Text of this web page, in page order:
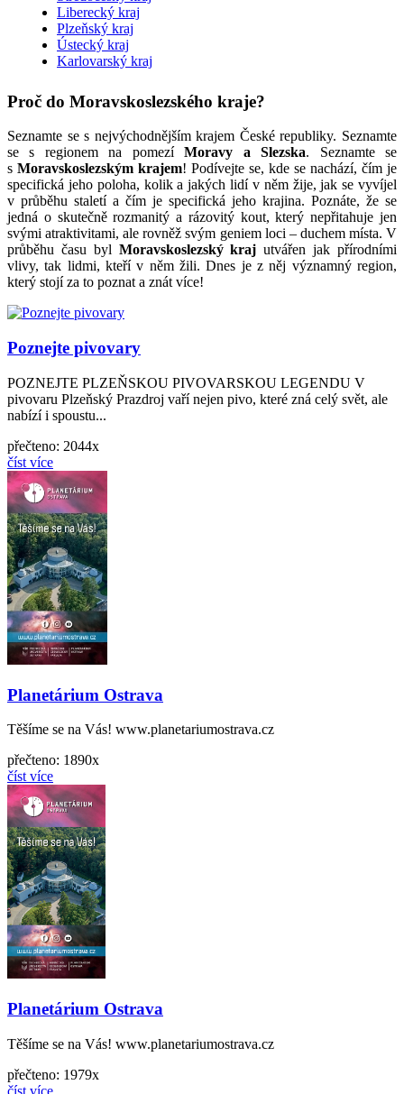
Liberecký kraj
Plzeňský kraj
Ústecký kraj
Karlovarský kraj
Proč do Moravskoslezského kraje?
Seznamte se s nejvýchodnějším krajem České republiky. Seznamte
se s regionem na pomezíMoravy a Slezska. Seznamte se
s Moravskoslezským krajem! Podívejte se, kde se nachází, čím je
specifická jeho poloha, kolik a jakých lidí v něm žije, jak se vyvíjel
v průběhu staletí a čím je specifická jeho krajina. Poznáte, že se
jedná o skutečně rozmanitý a rázovitý kout, který nepřitahuje jen
svými atraktivitami, ale rovněž svým geniem loci – duchem místa. V
průběhu času byl Moravskoslezský kraj utvářen jak přírodními
vlivy, tak lidmi, kteří v něm žili. Dnes je z něj významný region,
který stojí za to poznat a znát více!
Poznejte pivovary
POZNEJTE PLZEŇSKOU PIVOVARSKOU LEGENDU V
pivovaru Plzeňský Prazdroj vaří nejen pivo, které zná celý svět, ale
nabízí i spoustu...
přečteno: 2044x
číst více
Planetárium Ostrava
Těšíme se na Vás! www.planetariumostrava.cz
přečteno: 1890x
číst více
Planetárium Ostrava
Těšíme se na Vás! www.planetariumostrava.cz
přečteno: 1979x
číst více